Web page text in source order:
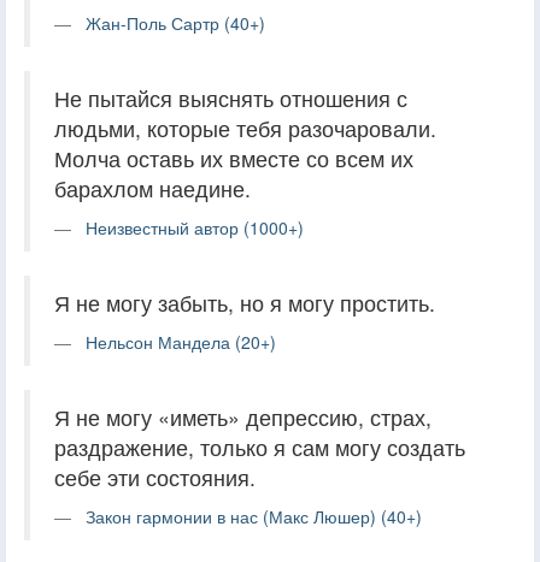
Жан-Поль Сартр (40+)
Не пытайся выяснять отношения с
людьми, которые тебя разочаровали.
Молча оставь их вместе со всем их
барахлом наедине.
Неизвестный автор (1000+)
Я не могу забыть, но я могу простить.
Нельсон Мандела (20+)
Я не могу «иметь» депрессию, страх,
раздражение, только я сам могу создать
себе эти состояния.
Закон гармонии в нас (Макс Люшер) (40+)